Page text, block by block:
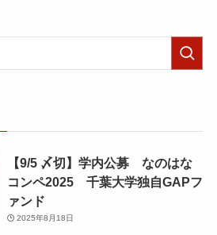
【9/5 〆切】学内公募 なのはな
コンペ2025 千葉大学独自GAPフ
ァンド
2025年8月18日